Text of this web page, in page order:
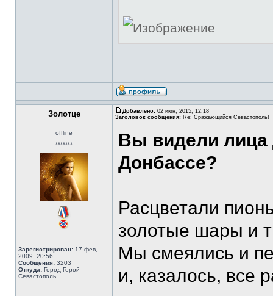
Золотце Добавлено: 02 июн, 2015, 12:18
Заголовок сообщения: Re: Сражающийся Севастополь!
offline
*******
Зарегистрирован: 17 фев,
2009, 20:56
Сообщения: 3203
Откуда: Город-Герой
Севастополь
Вы видели лица
Донбассе?
Расцветали
золотые шары и
Мы смеялись и
и, казалось, все